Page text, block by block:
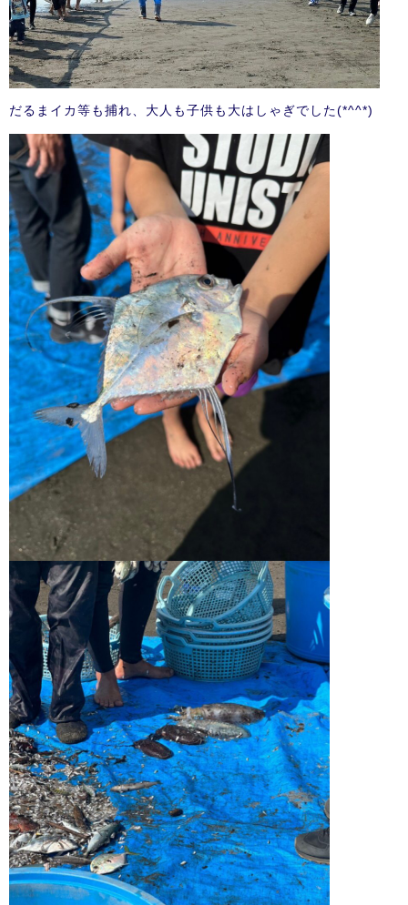
だるまイカ等も捕れ、大人も子供も大はしゃぎでした(*^^*)